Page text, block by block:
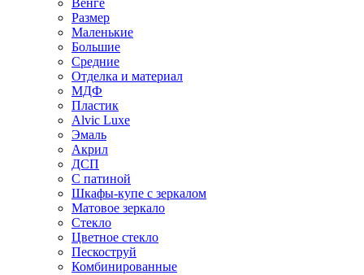
Венге
Размер
Маленькие
Большие
Средние
Отделка и материал
МДФ
Пластик
Alvic Luxe
Эмаль
Акрил
ДСП
С патиной
Шкафы-купе с зеркалом
Матовое зеркало
Стекло
Цветное стекло
Пескоструй
Комбинированные